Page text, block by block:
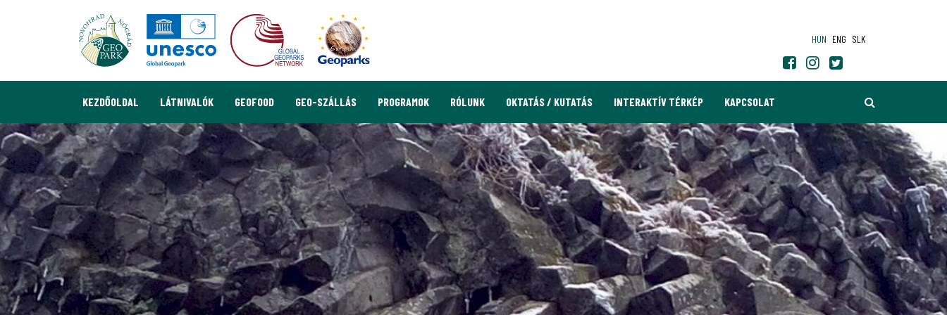
HUN ENG SLK
KEZDŐOLDAL LÁTNIVALÓK GEOFOOD GEO-SZÁLLÁS PROGRAMOK RÓLUNK OKTATÁS / KUTATÁS INTERAKTÍV TÉRKÉP KAPCSOLAT